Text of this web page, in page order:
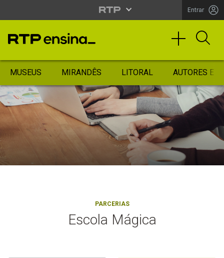
Entrar
MUSEUS MIRANDÊS LITORAL AUTORES
PARCERIAS
Escola Mágica